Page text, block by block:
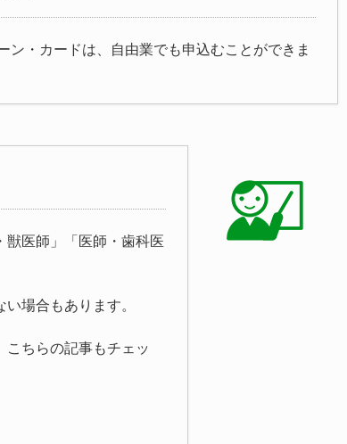
ン・カードは、自由業でも申込むことができま
獣医師」「医師・歯科医
場合もあります。
ちらの記事もチェッ